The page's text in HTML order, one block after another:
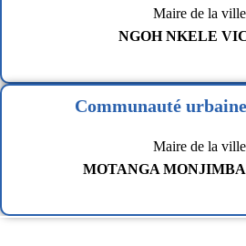
Maire de la ville
NGOH NKELE
Communauté
Maire de la ville
MOTANGA